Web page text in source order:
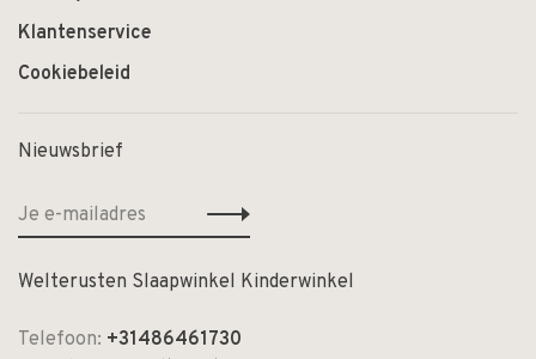
Klantenservice
Cookiebeleid
Nieuwsbrief
Welterusten Slaapwinkel Kinderwinkel
Telefoon: +31486461730